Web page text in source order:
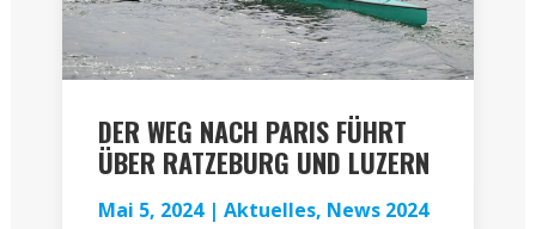
DER WEG NACH PARIS FÜHRT
ÜBER RATZEBURG UND LUZERN
Mai 5, 2024| Aktuelles, News 2024